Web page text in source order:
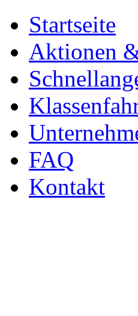
Startseite
Aktionen
FAQ
Kontakt